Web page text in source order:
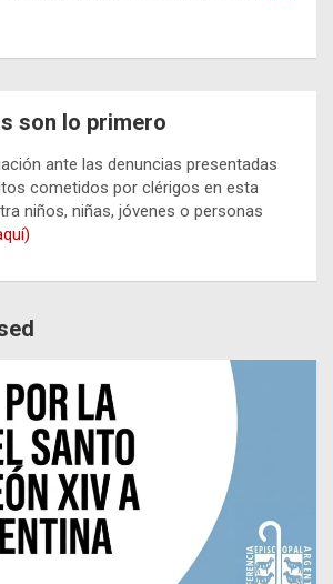
son lo primero
ante las denuncias presentadas
cometidos por clérigos en esta
niños, niñas, jóvenes o personas